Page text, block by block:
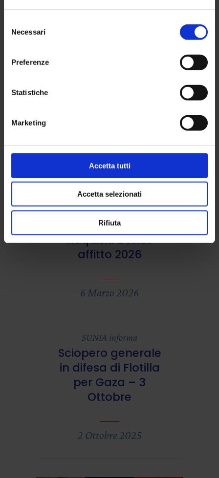
delNecessari
Preferenze
Statistiche
Marketing
Accetta tutti
Accetta selezionati
Rifiuta
risponde ai bisogni
6 Maggio 2026
SUNIA informa
Requisiti bonus
affitto 2026
6 Marzo 2026
SUNIA informa
Sciopero generale
in difesa di Flotilla
per Gaza – 3
Ottobre
2 Ottobre 2025